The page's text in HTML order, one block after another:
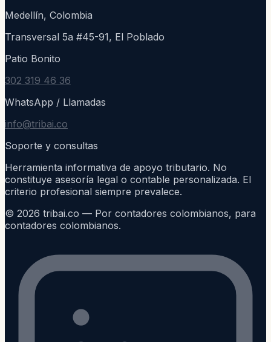
Medellín, Colombia
Transversal 5a #45-91, El Poblado
Patio Bonito
302 319 46 36
WhatsApp / Llamadas
info@tribai.co
Soporte y consultas
Herramienta informativa de apoyo tributario. No
constituye asesoría legal o contable personalizada. El
criterio profesional siempre prevalece.
© 2026 tribai.co — Por contadores colombianos, para
contadores colombianos.